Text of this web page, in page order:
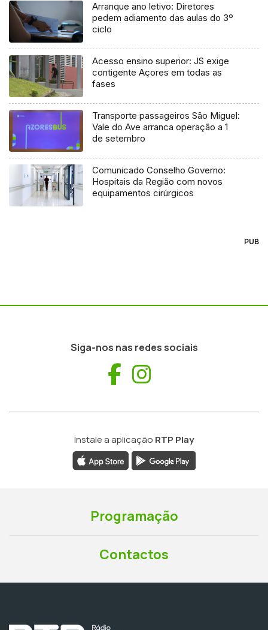
Arranque ano letivo: Diretores
pedem adiamento das aulas do 3º
ciclo
Acesso ensino superior: JS exige
contigente Açores em todas as
fases
Transporte passageiros São Miguel:
Vale do Ave arranca operação a 1
de setembro
Comunicado Conselho Governo:
Hospitais da Região com novos
equipamentos cirúrgicos
PUB
Siga-nos nas redes sociais
Facebook
Instale a aplicação RTP Play
Programação
Contactos